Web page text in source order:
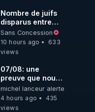
où auront-t-il ?
Nombre de juifs
disparus entre
1941 et 1945
(Réponse à mes
accusateurs)
Sans Concession
10 hours ago
633
views
07/08: une
preuve que nous
somme passé en
absurdie une
dictature qui veut
michel lanceur alerte
4 hours ago
435
views